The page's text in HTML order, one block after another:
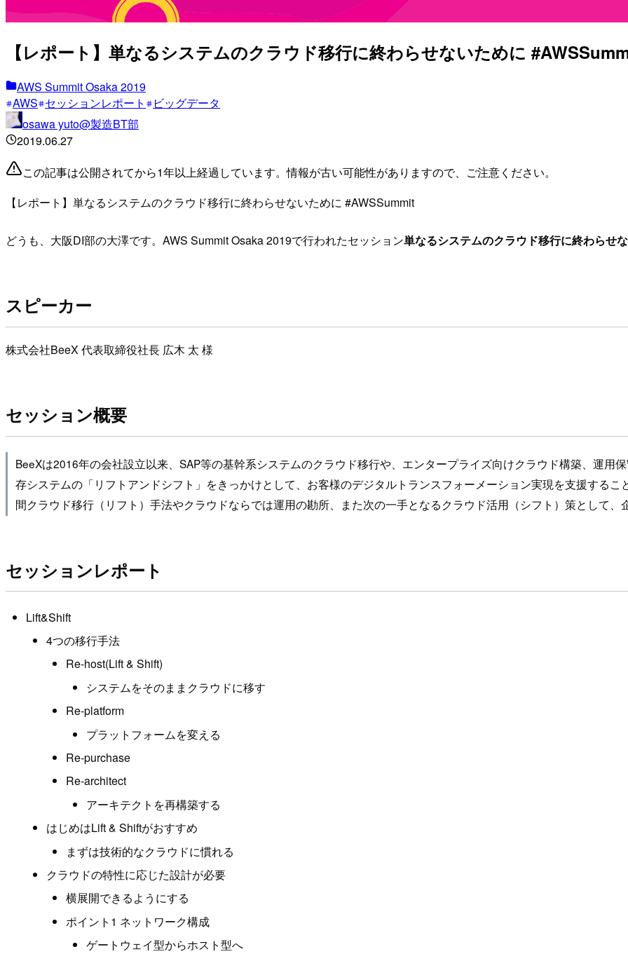
【レポート】単なるシステムのクラウド移行に終わらせないために
AWS Summit Osaka 2019
AWS セッションレポート
ビッグデータ
osawa yuto@製造BT部
2019.06.27
この記事は公開されてから1年以上経過しています。情報が古い可能性がありますので、ご注意ください。
【レポート】単なるシステムのクラウド移行に終わらせないために #AWSSummit
どうも、大阪DI部の大澤です。AWS Summit Osaka 2019で行われたセッション単なるシステムのクラウド移行に終わらせ
スピーカー
株式会社BeeX 代表取締役社長 広木 太 様
セッション概要
BeeXは2016年の会社設立以来、SAP等の基幹系システムのクラウド移行や、エンタープライズ向けクラウド構築、運用
存システムの「リフトアンドシフト」をきっかけとして、お客様のデジタルトランスフォーメーション実現を支援する
間クラウド移行（リフト）手法やクラウドならでは運用の勘所、また次の一手となるクラウド活用（シフト）策として
セッションレポート
Lift&Shift
4つの移行手法
Re-host(Lift & Shift)
システムをそのままクラウドに移す
Re-platform
プラットフォームを変える
Re-purchase
Re-architect
アーキテクトを再構築する
はじめはLift & Shiftがおすすめ
まずは技術的なクラウドに慣れる
クラウドの特性に応じた設計が必要
横展開できるようにする
ポイント1 ネットワーク構成
ゲートウェイ型からホスト型へ